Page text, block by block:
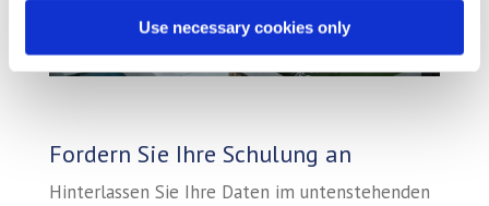
Use necessary cookies only
Fordern Sie Ihre Schulung an
Hinterlassen Sie Ihre Daten im untenstehenden